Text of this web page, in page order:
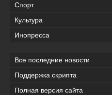
Спорт
Культура
Инопресса
Все последние новости
Поддержка скрипта
Полная версия сайта